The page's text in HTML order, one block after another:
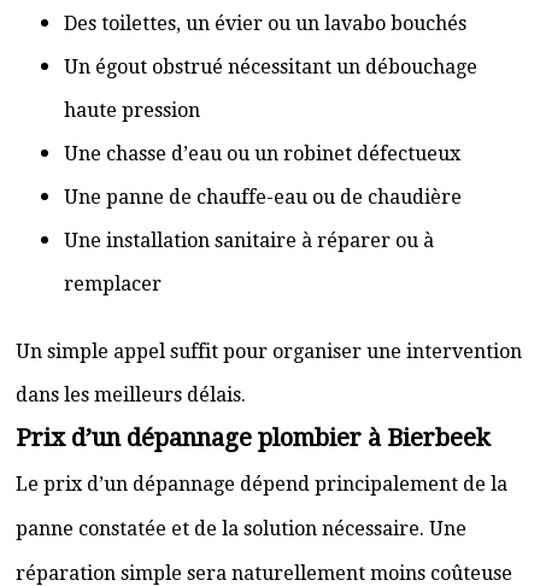
Des toilettes, un évier ou un lavabo bouchés
Un égout obstrué nécessitant un débouchage
haute pression
Une chasse d’eau ou un robinet défectueux
Une panne de chauffe-eau ou de chaudière
Une installation sanitaire à réparer ou à
remplacer
Un simple appel suffit pour organiser une intervention
dans les meilleurs délais.
Prix d’un dépannage plombier à Bierbeek
Le prix d’un dépannage dépend principalement de la
panne constatée et de la solution nécessaire. Une
réparation simple sera naturellement moins coûteuse